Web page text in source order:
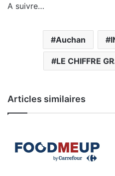
A suivre…
Auchan
LE CHIFFRE
Articles similaires